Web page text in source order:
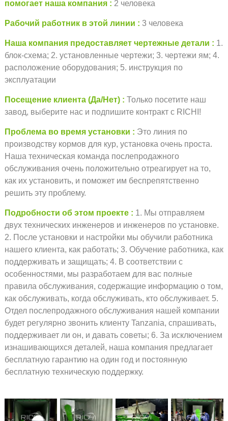
помогает наша компания 2 человека
Рабочий работник в этой линии 3 человека
Наша компания предоставляет чертежные детали
1.
блок-схема; 2. установленные чертежи; 3. чертежи ям; 4.
расположение оборудования; 5. инструкция по
эксплуатации
Посещение клиента (Да/Нет)
Только посетите наш
завод, выберите нас и подпишите контракт с RICHI!
Проблема во время установки
Это линия по
производству кормов для кур, установка очень проста.
Наша техническая команда послепродажного
обслуживания очень положительно отреагирует на то,
как их установить, и поможет им беспрепятственно
решить эту проблему.
Подробности об этом проекте
1. Мы отправляем
двух технических инженеров и инженеров по установке.
2. После установки и настройки мы обучили работника
нашего клиента, как работать; 3. Обучение работника, как
поддерживать и защищать; 4. В соответствии с
особенностями, мы разработаем для вас полные
правила обслуживания, содержащие информацию о том,
как обслуживать, когда обслуживать, кто обслуживает. 5.
Отдел послепродажного обслуживания нашей компании
будет регулярно звонить клиенту Tanzania, спрашивать,
поддерживает ли он, и давать советы; 6. За исключением
изнашивающихся деталей, наша компания предлагает
бесплатную гарантию на один год и постоянную
бесплатную техническую поддержку.